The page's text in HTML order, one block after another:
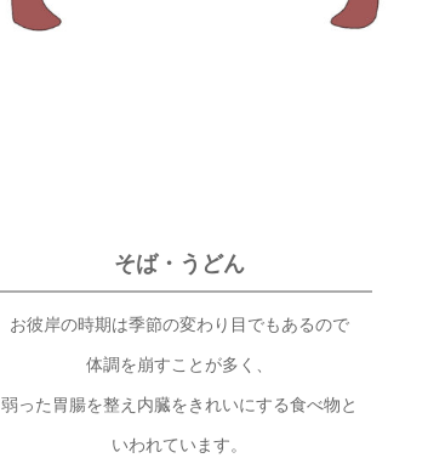
そば・うどん
お彼岸の時期は季節の変わり目でもあるので
体調を崩すことが多く、
弱った胃腸を整え内臓をきれいにする食べ物と
いわれています。